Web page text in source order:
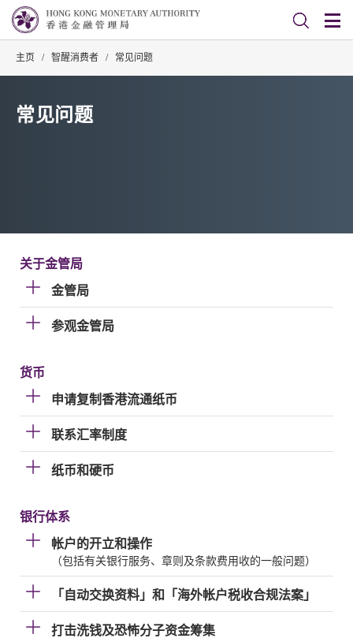
主页 / 智醒消费者 / 常见问题
常见问题
关于金管局
金管局
参观金管局
货币
申请复制香港流通纸币
联系汇率制度
纸币和硬币
银行体系
帐户的开立和操作
（包括有关银行服务、章则及条款费用收的一般问题）
「自动交换资料」和「海外帐户税收合规法案」
打击洗钱及恐怖分子资金筹集